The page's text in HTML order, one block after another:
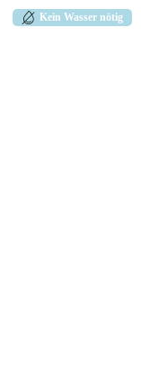
Kein Wasser nötig